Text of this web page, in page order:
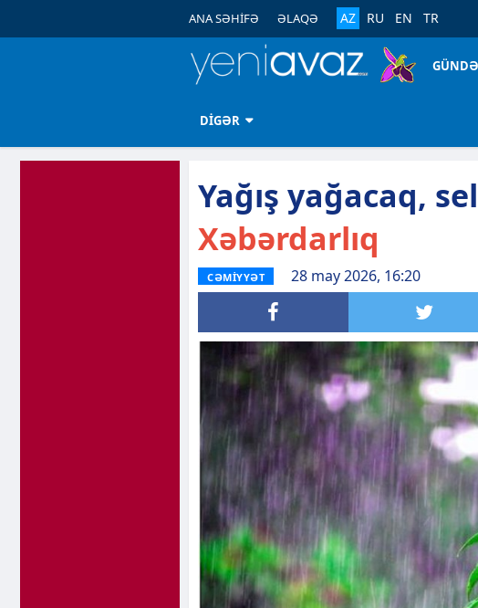
ANA SƏHİFƏ ƏLAQƏ AZ RU EN TR
DİGƏR
Yağış yağacaq,
Xəbərdarlıq
CƏMİYYƏT 28 may 2026, 16:20